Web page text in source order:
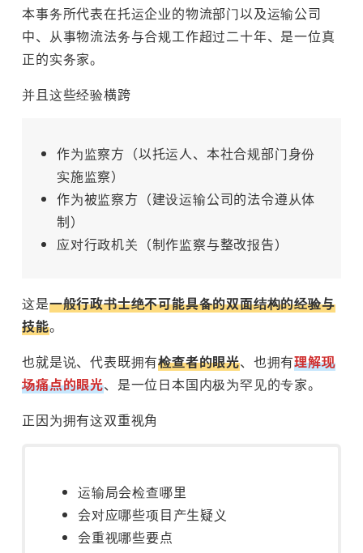
本事务所代表在托运企业的物流部门以及运输公司
中、从事物流法务与合规工作超过二十年、是一位真
正的实务家。
并且这些经验横跨
作为监察方（以托运人、本社合规部门身份
实施监察）
作为被监察方（建设运输公司的法令遵从体
制）
应对行政机关（制作监察与整改报告）
这是一般行政书士绝不可能具备的双面结构的经验与
技能。
也就是说、代表既拥有检查者的眼光、也拥有理解现
场痛点的眼光、是一位日本国内极为罕见的专家。
正因为拥有这双重视角
运输局会检查哪里
会对应哪些项目产生疑义
会重视哪些要点